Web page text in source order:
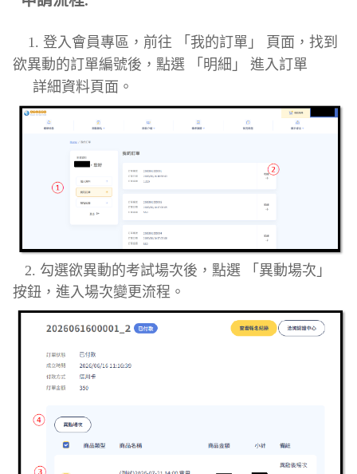
1. 登入會員專區，前往 「我的訂單」 頁面，找到
欲異動的訂單編號後，點選 「明細」 進入訂單
詳細資料頁面。
2. 勾選欲異動的考試場次後，點選 「異動場次」
按鈕，進入場次變更流程。